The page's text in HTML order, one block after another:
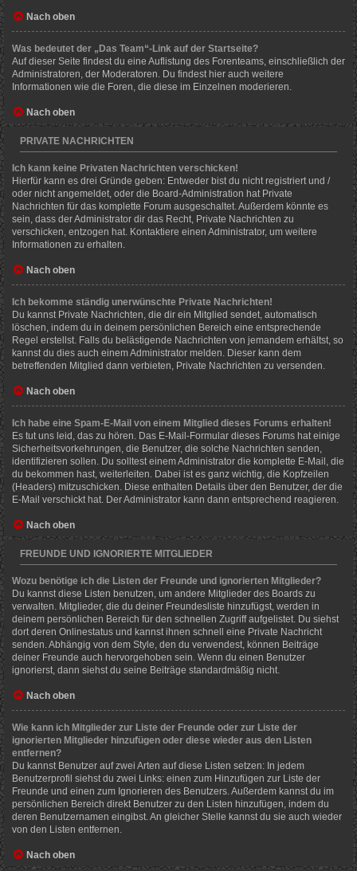
Nach oben
Was bedeutet der „Das Team“-Link auf der Startseite?
Auf dieser Seite findest du eine Auflistung des Forenteams, einschließlich der
Administratoren, der Moderatoren. Du findest hier auch weitere
Informationen wie die Foren, die diese im Einzelnen moderieren.
Nach oben
PRIVATE NACHRICHTEN
Ich kann keine Privaten Nachrichten verschicken!
Hierfür kann es drei Gründe geben: Entweder bist du nicht registriert und /
oder nicht angemeldet, oder die Board-Administration hat Private
Nachrichten für das komplette Forum ausgeschaltet. Außerdem könnte es
sein, dass der Administrator dir das Recht, Private Nachrichten zu
verschicken, entzogen hat. Kontaktiere einen Administrator, um weitere
Informationen zu erhalten.
Nach oben
Ich bekomme ständig unerwünschte Private Nachrichten!
Du kannst Private Nachrichten, die dir ein Mitglied sendet, automatisch
löschen, indem du in deinem persönlichen Bereich eine entsprechende
Regel erstellst. Falls du belästigende Nachrichten von jemandem erhältst, so
kannst du dies auch einem Administrator melden. Dieser kann dem
betreffenden Mitglied dann verbieten, Private Nachrichten zu versenden.
Nach oben
Ich habe eine Spam-E-Mail von einem Mitglied dieses Forums erhalten!
Es tut uns leid, das zu hören. Das E-Mail-Formular dieses Forums hat einige
Sicherheitsvorkehrungen, die Benutzer, die solche Nachrichten senden,
identifizieren sollen. Du solltest einem Administrator die komplette E-Mail, die
du bekommen hast, weiterleiten. Dabei ist es ganz wichtig, die Kopfzeilen
(Headers) mitzuschicken. Diese enthalten Details über den Benutzer, der die
E-Mail verschickt hat. Der Administrator kann dann entsprechend reagieren.
Nach oben
FREUNDE UND IGNORIERTE MITGLIEDER
Wozu benötige ich die Listen der Freunde und ignorierten Mitglieder?
Du kannst diese Listen benutzen, um andere Mitglieder des Boards zu
verwalten. Mitglieder, die du deiner Freundesliste hinzufügst, werden in
deinem persönlichen Bereich für den schnellen Zugriff aufgelistet. Du siehst
dort deren Onlinestatus und kannst ihnen schnell eine Private Nachricht
senden. Abhängig von dem Style, den du verwendest, können Beiträge
deiner Freunde auch hervorgehoben sein. Wenn du einen Benutzer
ignorierst, dann siehst du seine Beiträge standardmäßig nicht.
Nach oben
Wie kann ich Mitglieder zur Liste der Freunde oder zur Liste der
ignorierten Mitglieder hinzufügen oder diese wieder aus den Listen
entfernen?
Du kannst Benutzer auf zwei Arten auf diese Listen setzen: In jedem
Benutzerprofil siehst du zwei Links: einen zum Hinzufügen zur Liste der
Freunde und einen zum Ignorieren des Benutzers. Außerdem kannst du im
persönlichen Bereich direkt Benutzer zu den Listen hinzufügen, indem du
deren Benutzernamen eingibst. An gleicher Stelle kannst du sie auch wieder
von den Listen entfernen.
Nach oben